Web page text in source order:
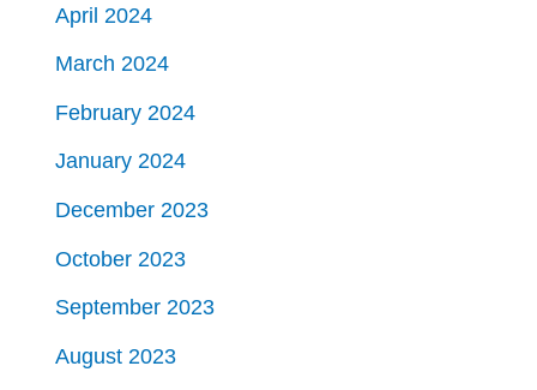
April 2024
March 2024
February 2024
January 2024
December 2023
October 2023
September 2023
August 2023